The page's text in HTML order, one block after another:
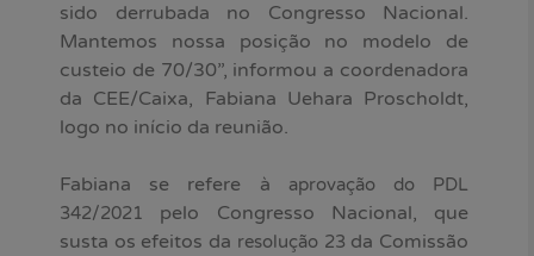
sido derrubada no Congresso Nacional.
Mantemos nossa posição no modelo de
custeio de 70/30”, informou a coordenadora
da CEE/Caixa, Fabiana Uehara Proscholdt,
logo no início da reunião.
Fabiana se refere à
aprovação do PDL
342/2021
pelo Congresso Nacional, que
susta os efeitos da resolução 23 da Comissão